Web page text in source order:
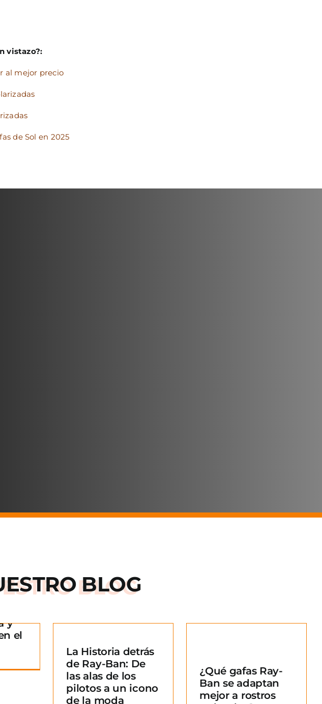
vistazo?:
al mejor precio
de Sol en 2025
BLOG
y
el
detrás
De las
La Historia detrás
de Ray-Ban: De
las alas de los
pilotos a un icono
de la moda
¿Qué gafas Ray-
Ban se adaptan
mejor a rostros
redondos?
¿Qué gafas Ray-
Ban se adaptan
mejor a rostros